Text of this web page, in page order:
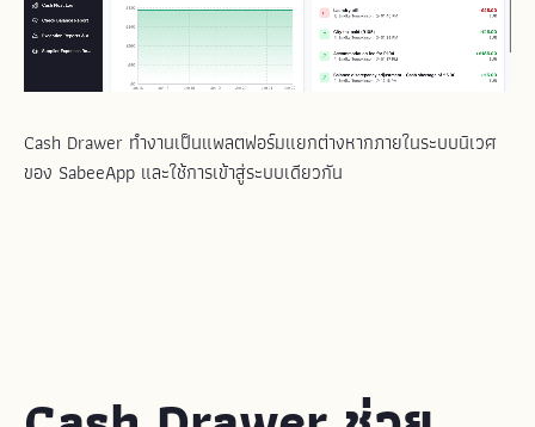
Cash Drawer ทำงานเป็นแพลตฟอร์มแยกต่างหากภายในระบบนิเวศ
ของ SabeeApp และใช้การเข้าสู่ระบบเดียวกัน